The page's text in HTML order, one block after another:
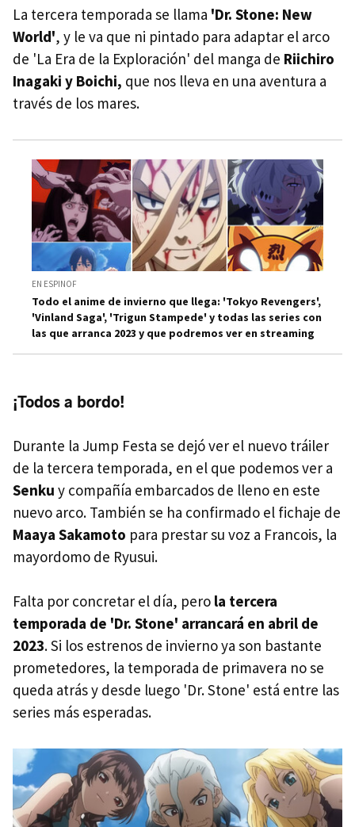
La tercera temporada se llama 'Dr. Stone: New
World', y le va que ni pintado para adaptar el arco
de 'La Era de la Exploración' del manga de Riichiro
Inagaki y Boichi, que nos lleva en una aventura a
través de los mares.
EN ESPINOF
Todo el anime de invierno que llega: 'Tokyo Revengers',
'Vinland Saga', 'Trigun Stampede' y todas las series con
las que arranca 2023 y que podremos ver en streaming
¡Todos a bordo!
Durante la Jump Festa se dejó ver el nuevo tráiler
de la tercera temporada, en el que podemos ver a
Senku y compañía embarcados de lleno en este
nuevo arco. También se ha confirmado el fichaje de
Maaya Sakamoto para prestar su voz a Francois, la
mayordomo de Ryusui.
Falta por concretar el día, pero la tercera
temporada de 'Dr. Stone' arrancará en abril de
2023. Si los estrenos de invierno ya son bastante
prometedores, la temporada de primavera no se
queda atrás y desde luego 'Dr. Stone' está entre las
series más esperadas.